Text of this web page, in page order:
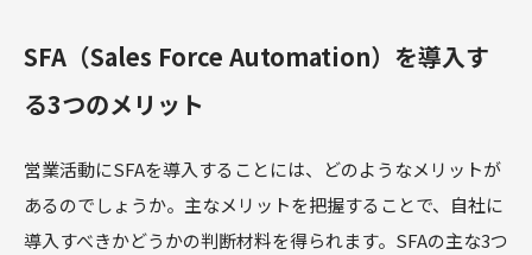
SFA（Sales Force Automation）を導入す
る3つのメリット
営業活動にSFAを導入することには、どのようなメリットが
あるのでしょうか。主なメリットを把握することで、自社に
導入すべきかどうかの判断材料を得られます。SFAの主な3つ